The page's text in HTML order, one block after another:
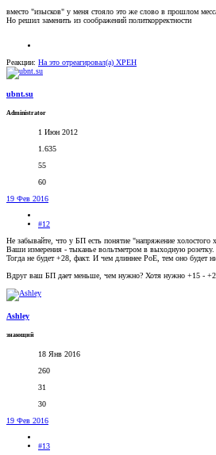
вместо "изысков" у меня стояло это же слово в прошлом
Но решил заменить из соображений политкорректности
Реакции: На это отреагировал(а) XPEH
ubnt.su
Administrator
1 Июн 2012
1.635
55
60
19 Фев 2016
#12
Не забывайте, что у БП есть понятие "напряжение холостого
Ваши измерения - тыканье вольтметром в выходную розетку.
Тогда не будет +28, факт. И чем длиннее РоЕ, тем оно будет
Вдруг ваш БП дает меньше, чем нужно? Хотя нужно +15 -
Ashley
знающий
18 Янв 2016
260
31
30
19 Фев 2016
#13